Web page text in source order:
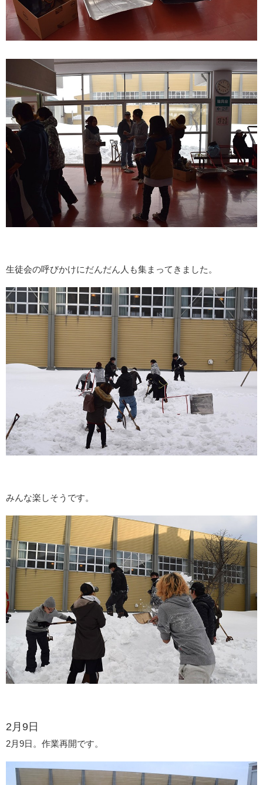
生徒会の呼びかけにだんだん人も集まってきました。
みんな楽しそうです。
2月9日
2月9日。作業再開です。